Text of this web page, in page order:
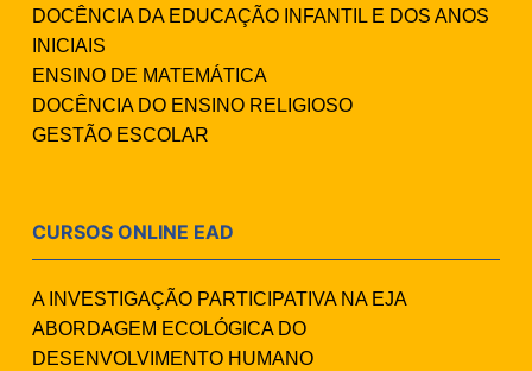
DOCÊNCIA DA EDUCAÇÃO INFANTIL E DOS ANOS
INICIAIS
ENSINO DE MATEMÁTICA
DOCÊNCIA DO ENSINO RELIGIOSO
GESTÃO ESCOLAR
CURSOS ONLINE EAD
A INVESTIGAÇÃO PARTICIPATIVA NA EJA
ABORDAGEM ECOLÓGICA DO
DESENVOLVIMENTO HUMANO